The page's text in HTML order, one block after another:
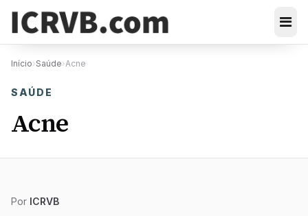
Início›Saúde›Acne
SAÚDE
Acne
Por ICRVB